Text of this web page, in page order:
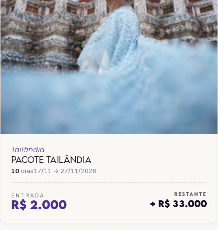
Tailândia
PACOTE TAILÂNDIA
10 dias17/11 → 27/11/2026
ENTRADA
R$ 2.000
RESTANTE
+ R$ 33.000